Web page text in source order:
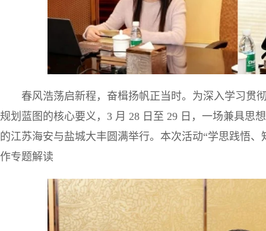
春风浩荡启新程，奋楫扬帆正当时。为深入学习贯
规划蓝图的核心要义，3 月 28 日至 29 日，一场兼具思
的江苏海安与盐城大丰圆满举行。本次活动“学思践悟
作专题解读